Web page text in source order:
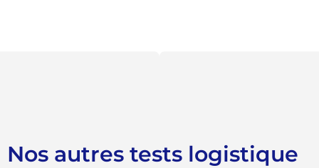
Nos autres tests logistique